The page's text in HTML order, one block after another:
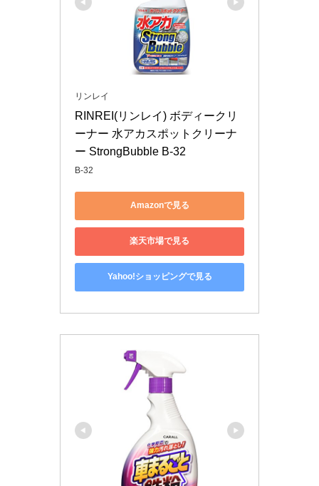
リンレイ
RINREI(リンレイ) ボディークリ
ーナー 水アカスポットクリーナ
ー StrongBubble B-32
B-32
Amazonで見る
楽天市場で見る
Yahoo!ショッピングで見る